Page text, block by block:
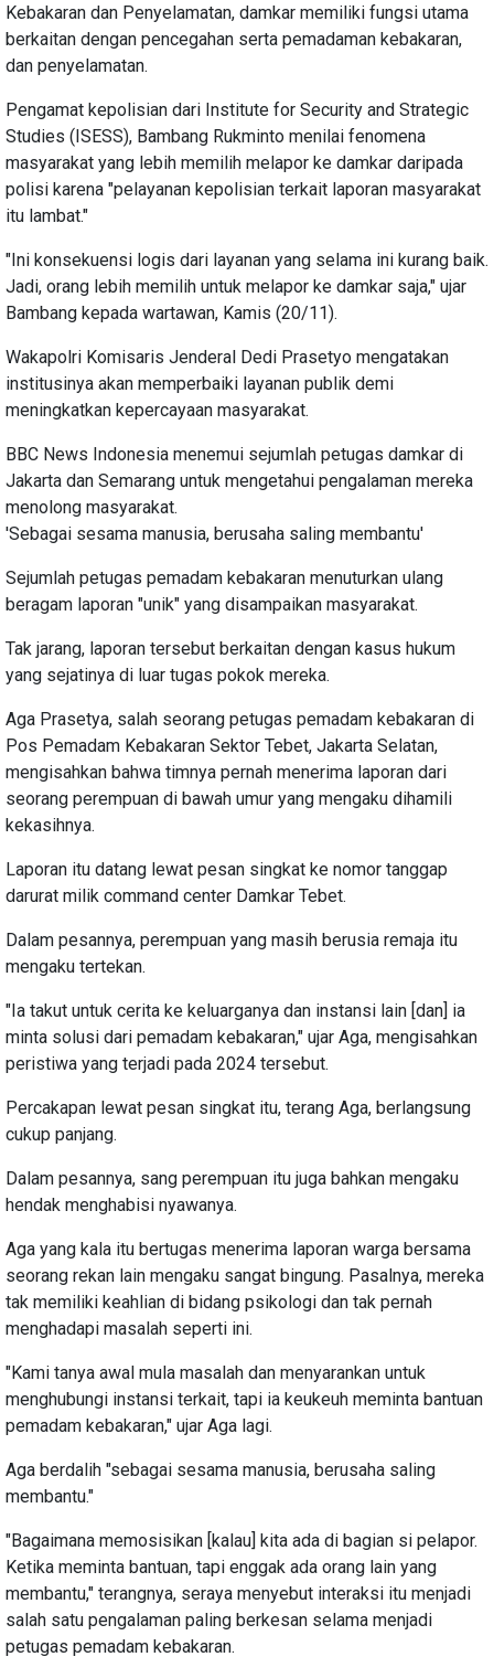
Kebakaran dan Penyelamatan, damkar memiliki fungsi utama
berkaitan dengan pencegahan serta pemadaman kebakaran,
dan penyelamatan.
Pengamat kepolisian dari Institute for Security and Strategic
Studies (ISESS), Bambang Rukminto menilai fenomena
masyarakat yang lebih memilih melapor ke damkar daripada
polisi karena "pelayanan kepolisian terkait laporan masyarakat
itu lambat."
"Ini konsekuensi logis dari layanan yang selama ini kurang baik.
Jadi, orang lebih memilih untuk melapor ke damkar saja," ujar
Bambang kepada wartawan, Kamis (20/11).
Wakapolri Komisaris Jenderal Dedi Prasetyo mengatakan
institusinya akan memperbaiki layanan publik demi
meningkatkan kepercayaan masyarakat.
BBC News Indonesia menemui sejumlah petugas damkar di
Jakarta dan Semarang untuk mengetahui pengalaman mereka
menolong masyarakat.
'Sebagai sesama manusia, berusaha saling membantu'
Sejumlah petugas pemadam kebakaran menuturkan ulang
beragam laporan "unik" yang disampaikan masyarakat.
Tak jarang, laporan tersebut berkaitan dengan kasus hukum
yang sejatinya di luar tugas pokok mereka.
Aga Prasetya, salah seorang petugas pemadam kebakaran di
Pos Pemadam Kebakaran Sektor Tebet, Jakarta Selatan,
mengisahkan bahwa timnya pernah menerima laporan dari
seorang perempuan di bawah umur yang mengaku dihamili
kekasihnya.
Laporan itu datang lewat pesan singkat ke nomor tanggap
darurat milik command center Damkar Tebet.
Dalam pesannya, perempuan yang masih berusia remaja itu
mengaku tertekan.
"Ia takut untuk cerita ke keluarganya dan instansi lain [dan] ia
minta solusi dari pemadam kebakaran," ujar Aga, mengisahkan
peristiwa yang terjadi pada 2024 tersebut.
Percakapan lewat pesan singkat itu, terang Aga, berlangsung
cukup panjang.
Dalam pesannya, sang perempuan itu juga bahkan mengaku
hendak menghabisi nyawanya.
Aga yang kala itu bertugas menerima laporan warga bersama
seorang rekan lain mengaku sangat bingung. Pasalnya, mereka
tak memiliki keahlian di bidang psikologi dan tak pernah
menghadapi masalah seperti ini.
"Kami tanya awal mula masalah dan menyarankan untuk
menghubungi instansi terkait, tapi ia keukeuh meminta bantuan
pemadam kebakaran," ujar Aga lagi.
Aga berdalih "sebagai sesama manusia, berusaha saling
membantu."
"Bagaimana memosisikan [kalau] kita ada di bagian si pelapor.
Ketika meminta bantuan, tapi enggak ada orang lain yang
membantu," terangnya, seraya menyebut interaksi itu menjadi
salah satu pengalaman paling berkesan selama menjadi
petugas pemadam kebakaran.